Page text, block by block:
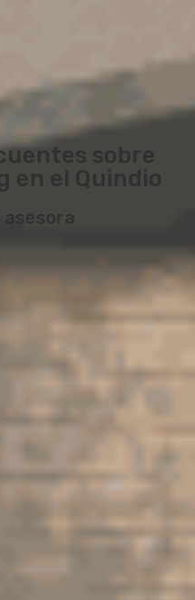
sobre
el Quindio